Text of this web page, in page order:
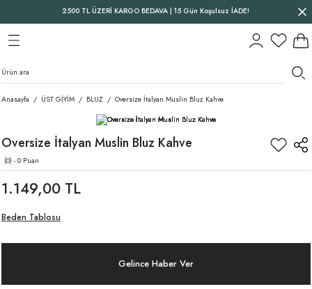
2500 TL ÜZERİ KARGO BEDAVA | 15 Gün Koşulsuz İADE!
Geri Dön
Geri Dön
Geri Dön
Anasayfa ÜST GİYİM BLUZ Oversize İtalyan Muslin Bluz Kahve
Oversize İtalyan Muslin Bluz Kahve
(0) - 0 Puan
1.149,00 TL
Beden Tablosu
Gelince Haber Ver